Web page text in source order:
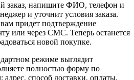
заказ, напишите ФИО, телефон и
и уточнит условия заказа.
вам придет подтверждение
или через СМС. Теперь останется
новой покупке.
режиме выглядит
полностью форму по
адрес, способ доставки, оплаты,